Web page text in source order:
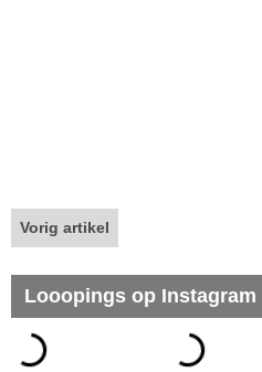
Vorig artikel
Looopings op Instagram